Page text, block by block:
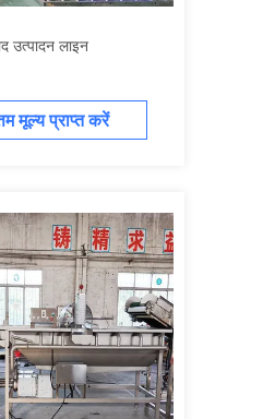
उत्पादन लाइन
मूल्य प्राप्त करें